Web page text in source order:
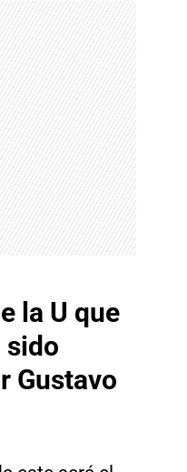
la U que
sido
Gustavo